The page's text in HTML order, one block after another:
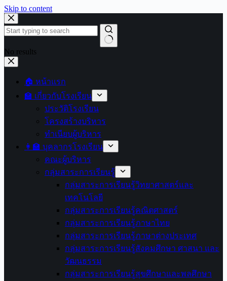
Skip to content
No results
🏠 หน้าแรก
🏫 เกี่ยวกับโรงเรียน
ประวัติโรงเรียน
โครงสร้างบริหาร
ทำเนียบผู้บริหาร
👩‍🏫 บุคลากรโรงเรียน
คณะผู้บริหาร
กลุ่มสาระการเรียนรู้
กลุ่มสาระการเรียนรู้วิทยาศาสตร์และ
เทคโนโลยี
กลุ่มสาระการเรียนรู้คณิตศาสตร์
กลุ่มสาระการเรียนรู้ภาษาไทย
กลุ่มสาระการเรียนรู้ภาษาต่างประเทศ
กลุ่มสาระการเรียนรู้สังคมศึกษา ศาสนา และ
วัฒนธรรม
กลุ่มสาระการเรียนรู้สุขศึกษาและพลศึกษา